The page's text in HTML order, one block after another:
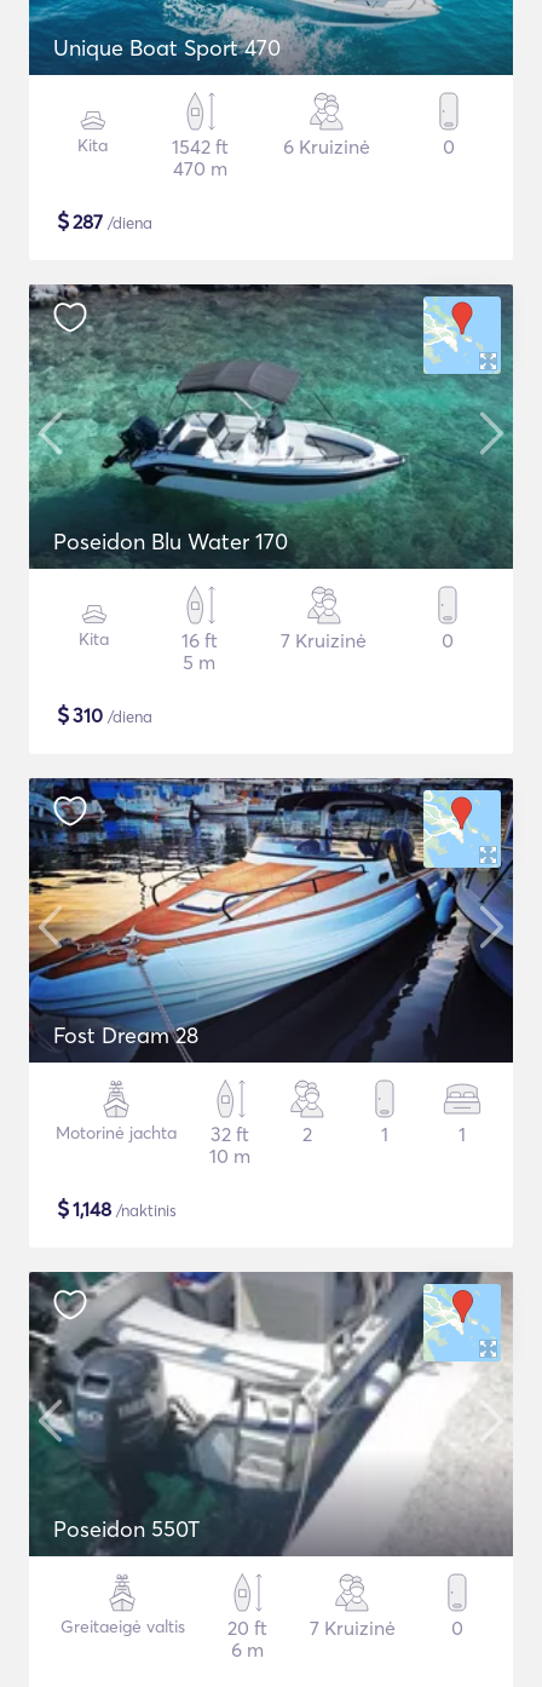
Unique Boat Sport 470
Kita
1542 ft
470 m
6 Kruizinė 0
$287 /diena
Poseidon Blu Water 170
Kita
16 ft
5 m
7 Kruizinė 0
$310 /diena
Fost Dream 28
Motorinė jachta
32 ft
10 m
2 1 1
$1,148 /naktinis
Poseidon 550T
Greitaeigė valtis
20 ft
6 m
7 Kruizinė 0